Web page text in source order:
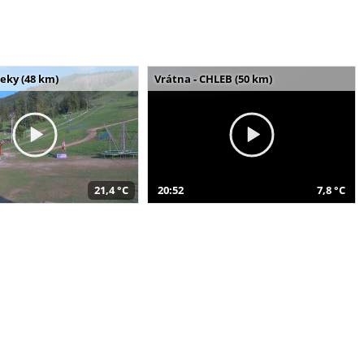
(48 km)
21,4 °C
Vrátna - CHLEB (50 km)
20:52 7,8 °C